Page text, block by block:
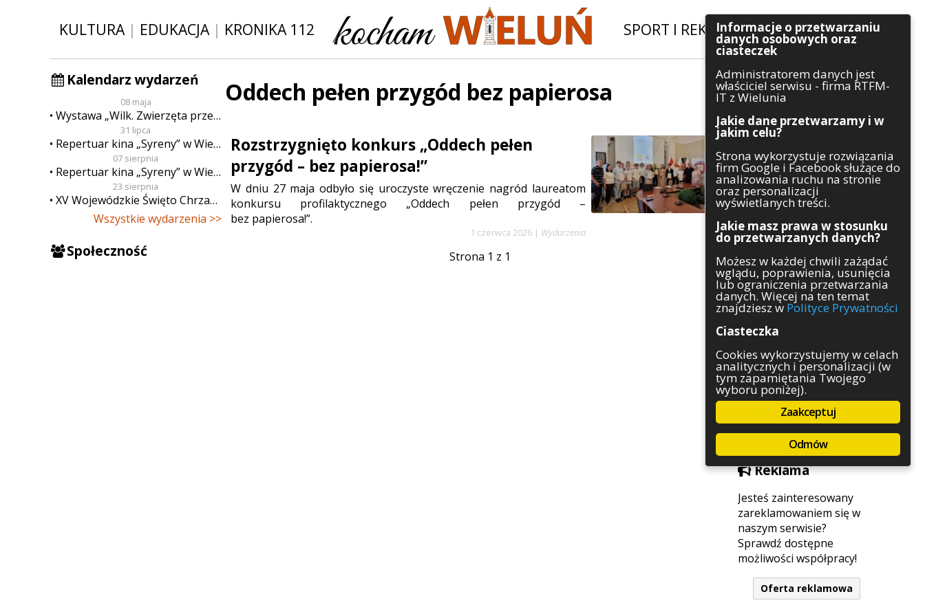
KULTURA| EDUKACJA| KRONIKA 112 SPORT I REKREACJA|INWESTYCJE
Kalendarz wydarzeń
08 maja
Wystawa „Wilk. Zwierzęta przeklęte”
31 lipca
Repertuar kina „Syreny” w Wieluniu w dn. od 31 lipca do 6 sierpnia
07 sierpnia
Repertuar kina „Syreny” w Wieluniu w dn. od 7 do 13 sierpnia
23 sierpnia
XV Wojewódzkie Święto Chrzanu
Wszystkie wydarzenia >>
Społeczność
Szukaj
Kategorie
Architektura
Gospodarka
Handel
Komunikaty
Kultura
Polityka
Pozostałe
Psychologia
Rolnictwo
Służby
Sport
Środowisko
Szkolnictwo
Wydarzenia
Zapowiedzi
Zdrowie
Reklama
Jesteś zainteresowany
zareklamowaniem się w
naszym serwisie?
Sprawdź dostępne
możliwości współpracy!
Oferta reklamowa
Oddech pełen przygód bez papierosa
Rozstrzygnięto konkurs „Oddech pełen
przygód – bez papierosa!”
W dniu 27 maja odbyło się uroczyste wręczenie nagród laureatom
konkursu profilaktycznego „Oddech pełen przygód –
bez papierosa!”.
1 czerwca 2026 | Wydarzenia
Strona 1 z 1
Informacje o przetwarzaniu
danych osobowych oraz
ciasteczek
Administratorem danych jest
właściciel serwisu - firma RTFM-
IT z Wielunia
Jakie dane przetwarzamy i w
jakim celu?
Strona wykorzystuje rozwiązania
firm Google i Facebook służące do
analizowania ruchu na stronie
oraz personalizacji
wyświetlanych treści.
Jakie masz prawa w stosunku
do przetwarzanych danych?
Możesz w każdej chwili zażądać
wglądu, poprawienia, usunięcia
lub ograniczenia przetwarzania
danych. Więcej na ten temat
znajdziesz w Polityce Prywatności
Ciasteczka
Cookies wykorzystujemy w celach
analitycznych i personalizacji (w
tym zapamiętania Twojego
wyboru poniżej).
Zaakceptuj
Odmów